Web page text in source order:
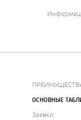
ОСНОВНЫЕ
Заявки